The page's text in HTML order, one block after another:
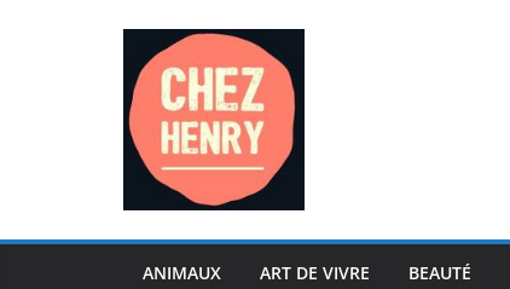
ANIMAUX ART DE VIVRE BEAUTÉ